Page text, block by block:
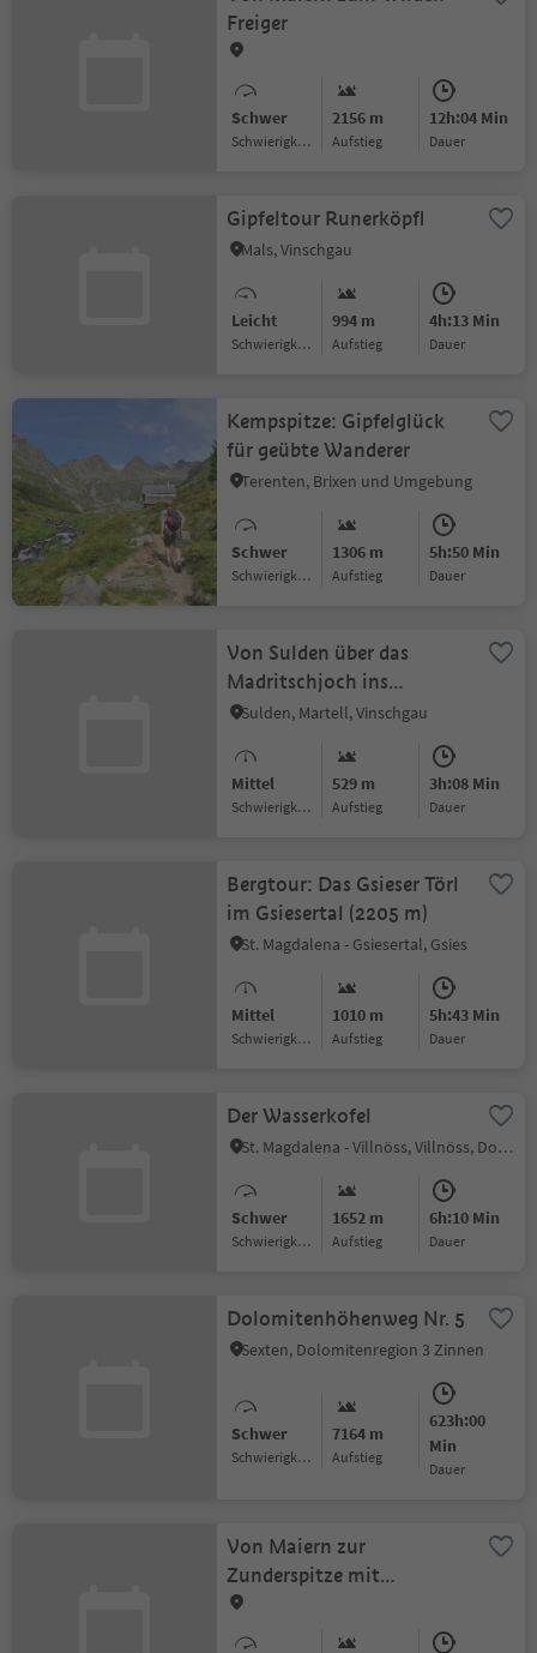
Freiger
Schwer
Schwierigkeitsgrad
2156 m
Aufstieg
12h:04 Min
Dauer
Gipfeltour Runerköpfl
Mals, Vinschgau
Leicht
Schwierigkeitsgrad
994 m
Aufstieg
4h:13 Min
Dauer
Kempspitze: Gipfelglück
für geübte Wanderer
Terenten, Brixen und Umgebung
Schwer
Schwierigkeitsgrad
1306 m
Aufstieg
5h:50 Min
Dauer
Von Sulden über das
Madritschjoch ins
Martelltal
Sulden, Martell, Vinschgau
Mittel
Schwierigkeitsgrad
529 m
Aufstieg
3h:08 Min
Dauer
Bergtour: Das Gsieser Törl
im Gsiesertal (2205 m)
St. Magdalena - Gsiesertal, Gsies
Mittel
Schwierigkeitsgrad
1010 m
Aufstieg
5h:43 Min
Dauer
Der Wasserkofel
St. Magdalena - Villnöss, Villnöss, Dolomitenregion Lüsen Villnöss
Schwer
Schwierigkeitsgrad
1652 m
Aufstieg
6h:10 Min
Dauer
Dolomitenhöhenweg Nr. 5
Sexten, Dolomitenregion 3 Zinnen
Schwer
Schwierigkeitsgrad
7164 m
Aufstieg
623h:00
Min
Dauer
Von Maiern zur
Zunderspitze mit
Rundwanderung durch das
Staudenbergtal